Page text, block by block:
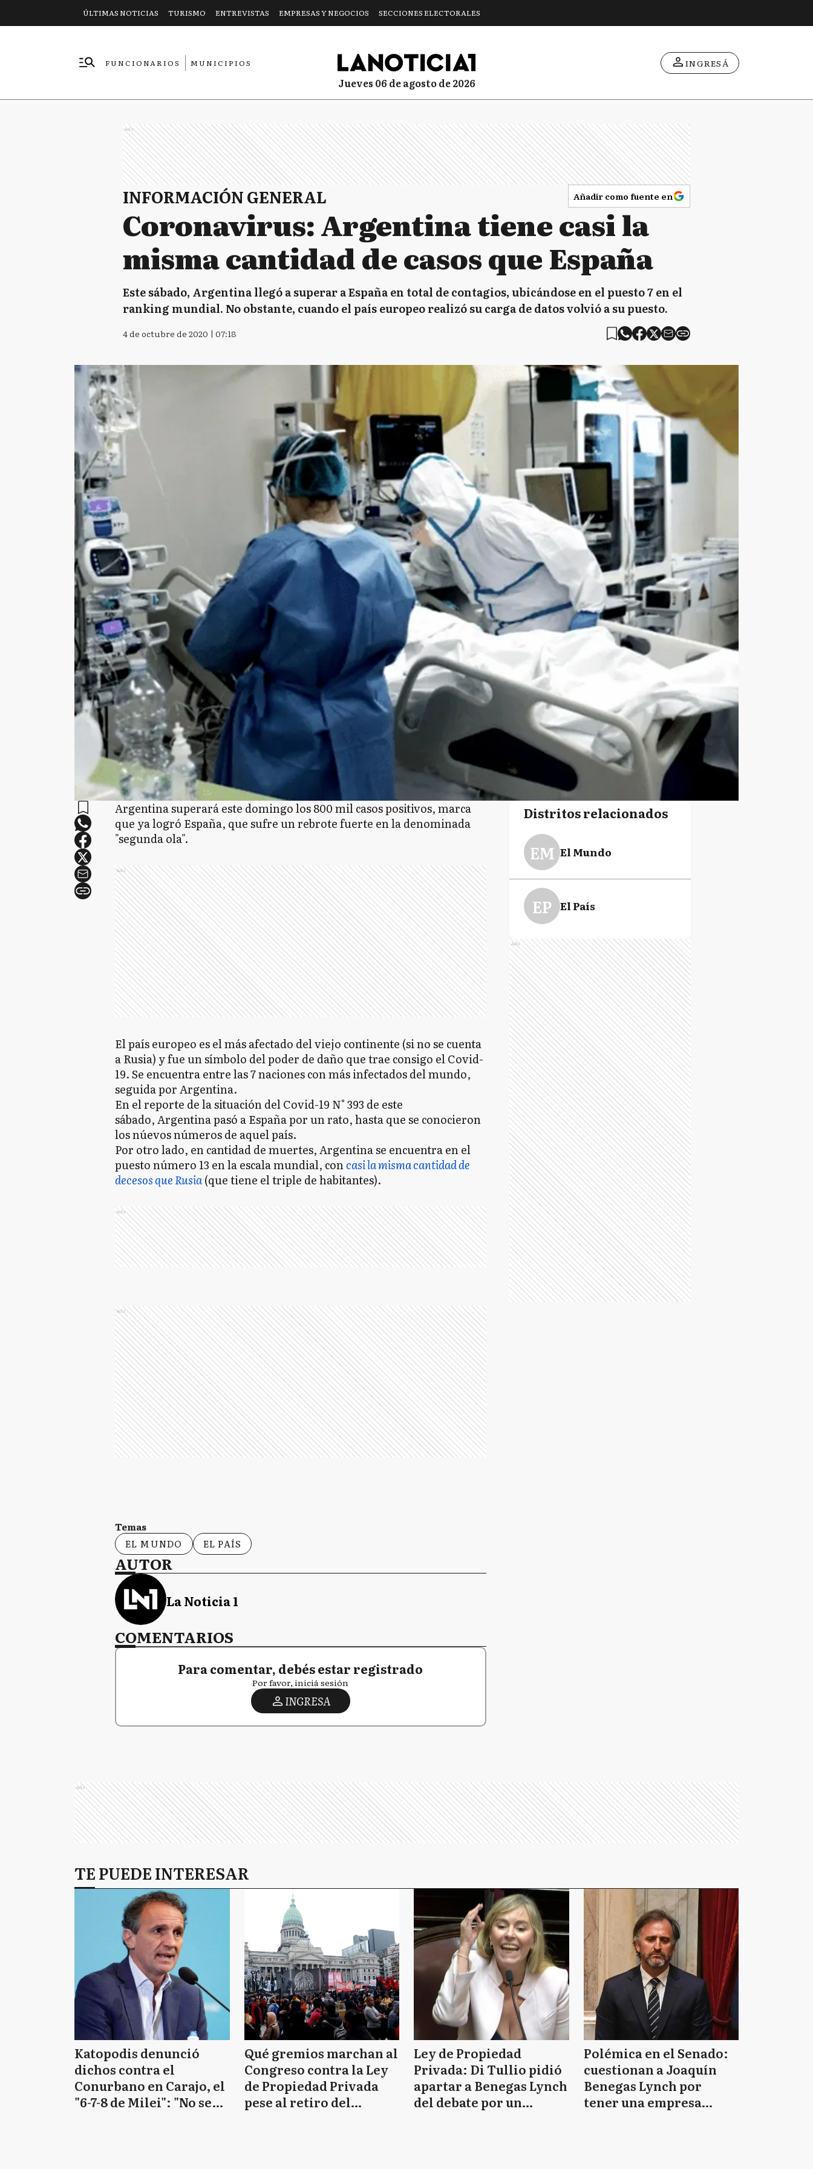
ÚLTIMAS NOTICIAS TURISMO ENTREVISTAS EMPRESAS Y NEGOCIOS SECCIONES ELECTORALES
FUNCIONARIOS
MUNICIPIOS
jueves 06 de agosto de 2026
INGRESÁ
Ads
INFORMACIÓN GENERAL Añadir como fuente en
Coronavirus: Argentina tiene casi la
misma cantidad de casos que España
Este sábado, Argentina llegó a superar a España en total de contagios, ubicándose en el puesto 7 en el
ranking mundial. No obstante, cuando el país europeo realizó su carga de datos volvió a su puesto.
4 de octubre de 2020 | 07:18
Argentina superará este domingo los 800 mil casos positivos, marca
que ya logró España, que sufre un rebrote fuerte en la denominada
"segunda ola".
Ads
El país europeo es el más afectado del viejo continente (si no se cuenta
a Rusia) y fue un símbolo del poder de daño que trae consigo el Covid-
19. Se encuentra entre las 7 naciones con más infectados del mundo,
seguida por Argentina.
En el reporte de la situación del Covid-19 N° 393 de este
sábado, Argentina pasó a España por un rato, hasta que se conocieron
los núevos números de aquel país.
Por otro lado, en cantidad de muertes, Argentina se encuentra en el
puesto número 13 en la escala mundial, concasi la misma cantidad de
decesos que Rusia(que tiene el triple de habitantes).
Ads
Ads
Temas
EL MUNDO
EL PAÍS
AUTOR
La Noticia 1
COMENTARIOS
Para comentar, debés estar registrado
Por favor, iniciá sesión
INGRESA
Distritos relacionados
EM El Mundo
EP El País
Ads
Ads
TE PUEDE INTERESAR
Katopodis denunció
dichos contra el
Conurbano en Carajo, el
"6-7-8 de Milei": "No se
Qué gremios marchan al
Congreso contra la Ley
de Propiedad Privada
pese al retiro del
Ley de Propiedad
Privada: Di Tullio pidió
apartar a Benegas Lynch
del debate por un
Polémica en el Senado:
cuestionan a Joaquín
Benegas Lynch por
tener una empresa